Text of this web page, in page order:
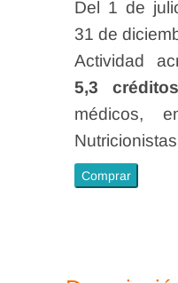
Del 1 de
31 de
Actividad
5,3
médicos,
Dietética
Comprar